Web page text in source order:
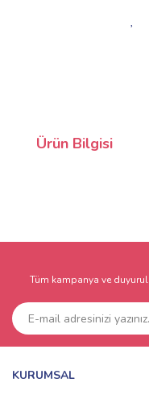
Ürün Bilgisi
Tüm kampanya ve
KURUMSAL